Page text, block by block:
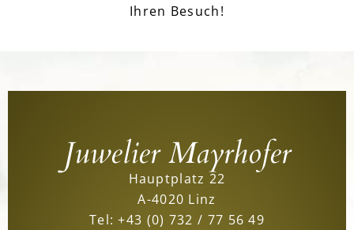
Ihren Besuch!
Juwelier Mayrhofer
Hauptplatz 22
A-4020 Linz
Tel:+43 (0) 732 / 77 56 49